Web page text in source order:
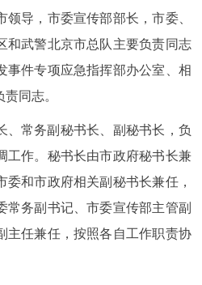
导，市委宣传部部长，市委、
和武警北京市总队主要负责同志
事件专项应急指挥部办公室、相
同志。
常务副秘书长、副秘书长，负
工作。秘书长由市政府秘书长兼
和市政府相关副秘书长兼任，
常务副书记、市委宣传部主管副
主任兼任，按照各自工作职责协